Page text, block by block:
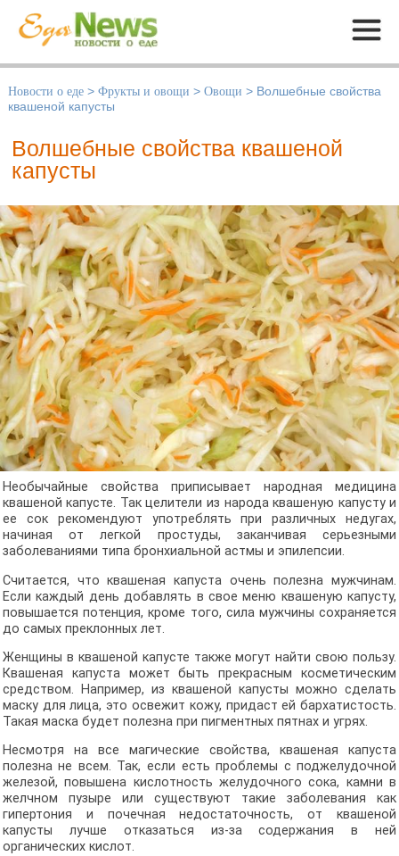
Меню
Новости о еде > Фрукты и овощи > Овощи > Волшебные свойства
квашеной капусты
Волшебные свойства квашеной
капусты
Необычайные свойства приписывает народная медицина
квашеной капусте. Так целители из народа квашеную капусту и
ее сок рекомендуют употреблять при различных недугах,
начиная от легкой простуды, заканчивая серьезными
заболеваниями типа бронхиальной астмы и эпилепсии.
Считается, что квашеная капуста очень полезна мужчинам.
Если каждый день добавлять в свое меню квашеную капусту,
повышается потенция, кроме того, сила мужчины сохраняется
до самых преклонных лет.
Женщины в квашеной капусте также могут найти свою пользу.
Квашеная капуста может быть прекрасным косметическим
средством. Например, из квашеной капусты можно сделать
маску для лица, это освежит кожу, придаст ей бархатистость.
Такая маска будет полезна при пигментных пятнах и угрях.
Несмотря на все магические свойства, квашеная капуста
полезна не всем. Так, если есть проблемы с поджелудочной
железой, повышена кислотность желудочного сока, камни в
желчном пузыре или существуют такие заболевания как
гипертония и почечная недостаточность, от квашеной
капусты лучше отказаться из-за содержания в ней
органических кислот.